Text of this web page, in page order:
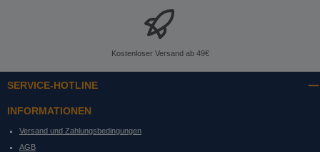
Kostenloser Versand ab 49€
SERVICE-HOTLINE
INFORMATIONEN
Versand und Zahlungsbedingungen
AGB